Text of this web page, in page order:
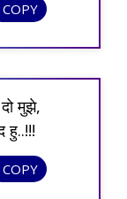
COPY
मुझे,
हु..!!!
COPY